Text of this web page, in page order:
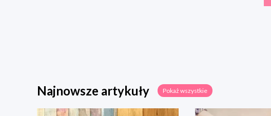
Najnowsze artykuły Pokaż wszystkie